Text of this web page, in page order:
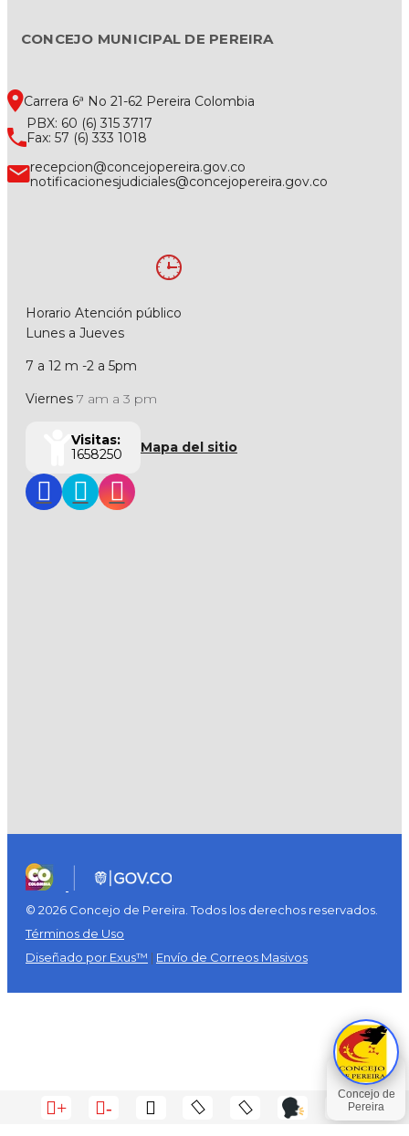
+ -
CONCEJO MUNICIPAL DE PEREIRA
Carrera 6ª No 21-62 Pereira Colombia
PBX: 60 (6) 315 3717
Fax: 57 (6) 333 1018
recepcion@concejopereira.gov.co
notificacionesjudiciales@concejopereira.gov.co
Horario Atención público
Lunes a Jueves
7 a 12 m -2 a 5pm
Viernes 7 am a 3 pm
Visitas:
1658250
Mapa del sitio
© 2026 Concejo de Pereira. Todos los derechos reservados.
Términos de Uso
Diseñado por Exus™ | Envío de Correos Masivos